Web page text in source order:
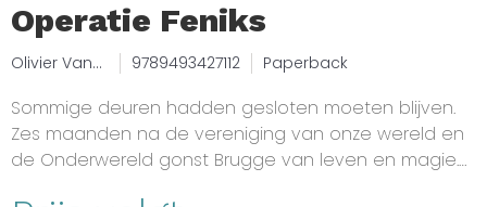
Operatie Feniks
Olivier Van
m
9789493427112 Paperback
Sommige deuren hadden gesloten moeten blijven.
Zes maanden na de vereniging van onze wereld en
de Onderwereld gonst Brugge van leven en magie.